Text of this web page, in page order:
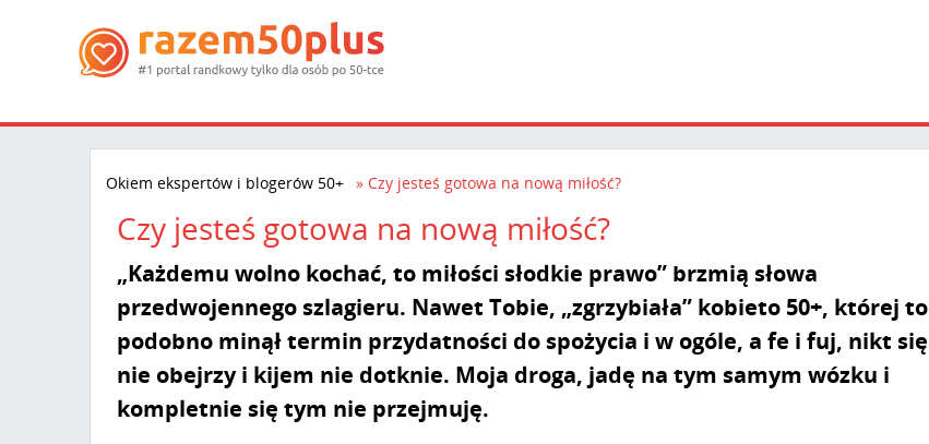
Okiem ekspertów i blogerów 50+ Czy jesteś gotowa na nową miłość?
Czy jesteś gotowa na nową miłość?
„Każdemu wolno kochać, to miłości słodkie prawo” brzmią słowa
przedwojennego szlagieru. Nawet Tobie, „zgrzybiała” kobieto 50+, której to
podobno minął termin przydatności do spożycia i w ogóle, a fe i fuj, nikt się
nie obejrzy i kijem nie dotknie. Moja droga, jadę na tym samym wózku i
kompletnie się tym nie przejmuję.